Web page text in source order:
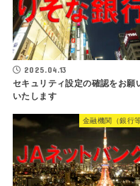
2025.04.13
セキュリティ設定の確認をお願
いたします
金融機関（銀行等